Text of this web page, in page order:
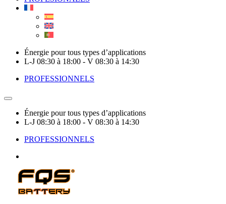
Énergie pour tous types d’applications
L-J 08:30 à 18:00 - V 08:30 à 14:30
PROFESSIONNELS
Énergie pour tous types d’applications
L-J 08:30 à 18:00 - V 08:30 à 14:30
PROFESSIONNELS